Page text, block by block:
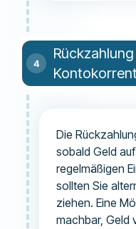
Die
sobald Geld
regelmäßigen
sollten Sie
ziehen. Eine
machbar, Geld